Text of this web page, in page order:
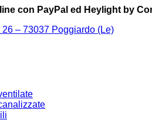
con PayPal ed Heylight by
– 73037 Poggiardo (Le)